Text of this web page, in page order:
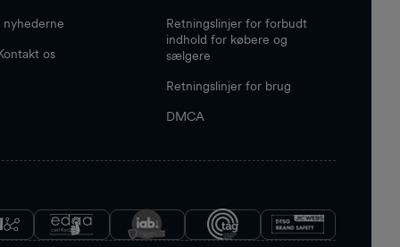
nyhederne
os
Retningslinjer for forbudt
indhold for købere og
sælgere
Retningslinjer for brug
DMCA